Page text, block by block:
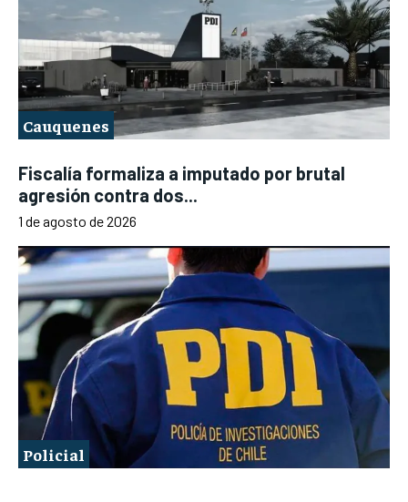
Cauquenes
Fiscalía formaliza a imputado por brutal
agresión contra dos...
1 de agosto de 2026
Policial